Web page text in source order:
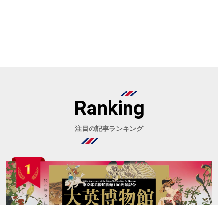
Ranking
注目の記事ランキング